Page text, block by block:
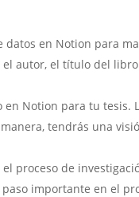
datos en Notion para
autor, el título del
en Notion para tu
tendrás una
proceso de
importante en el